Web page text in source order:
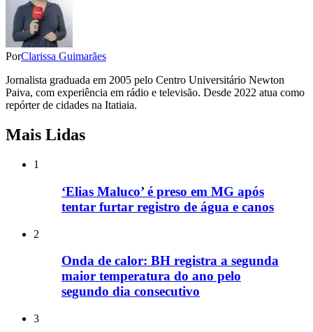
PorClarissa Guimarães
Jornalista graduada em 2005 pelo Centro Universitário Newton
Paiva, com experiência em rádio e televisão. Desde 2022 atua como
repórter de cidades na Itatiaia.
Mais Lidas
1
‘Elias Maluco’ é preso em MG após
tentar furtar registro de água e canos
2
Onda de calor: BH registra a segunda
maior temperatura do ano pelo
segundo dia consecutivo
3